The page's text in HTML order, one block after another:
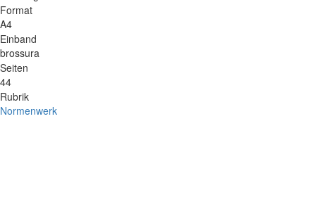
Format
A4
Einband
brossura
Seiten
44
Rubrik
Normenwerk